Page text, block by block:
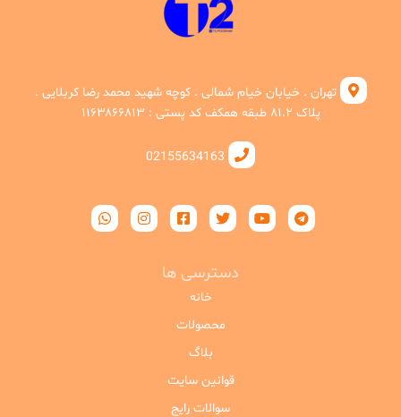
تهران . خیابان خیام شمالی . کوچه شهید محمد رضا کربلایی .
پلاک ۸۱.۲ طبقه همکف کد پستی : ۱۱۶۳۸۶۶۸۱۳
02155634163
دسترسی ها
خانه
محصولات
بلاگ
قوانین سایت
سوالات رایج